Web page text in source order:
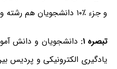
و جزء ٪۱۰ دانشجویان هم رشته و هم ورودی خود باشند.
تبصره ۱: دانشجویان و دانش
یادگیری الکترونیکی و پردیس